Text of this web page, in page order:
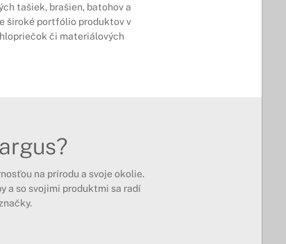
tašiek, brašien, batohov a
široké portfólio produktov v
či materiálových
na prírodu a svoje okolie.
a so svojimi produktmi sa radí